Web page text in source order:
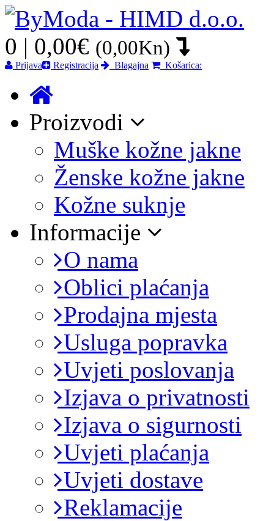
0 | 0,00€ (0,00Kn)
Prijava Registracija Blagajna Košarica:
Proizvodi
Muške kožne jakne
Ženske kožne jakne
Kožne suknje
Informacije
O nama
Oblici plaćanja
Prodajna mjesta
Usluga popravka
Uvjeti poslovanja
Izjava o privatnosti
Izjava o sigurnosti
Uvjeti plaćanja
Uvjeti dostave
Reklamacije